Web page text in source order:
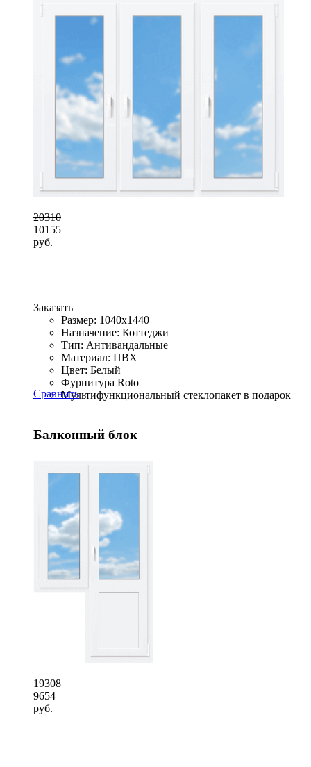
20310
10155
руб.
Заказать
Размер: 1040x1440
Назначение: Коттеджи
Тип: Антивандальные
Материал: ПВХ
Цвет: Белый
Фурнитура Roto
Мультифункциональный стеклопакет в подарок
Сравнить
Балконный блок
19308
9654
руб.